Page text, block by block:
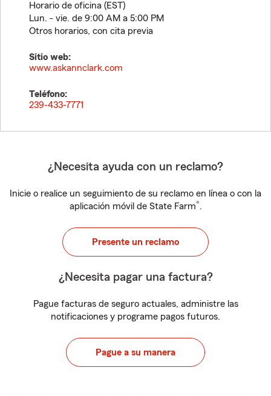
Horario de oficina (EST)
Lun. - vie. de 9:00 AM a 5:00 PM
Otros horarios, con cita previa
Sitio web:
www.askannclark.com
Teléfono:
239-433-7771
¿Necesita ayuda con un reclamo?
Inicie o realice un seguimiento de su reclamo en línea o con la
aplicación móvil de State Farm®.
Presente un reclamo
¿Necesita pagar una factura?
Pague facturas de seguro actuales, administre las
notificaciones y programe pagos futuros.
Pague a su manera